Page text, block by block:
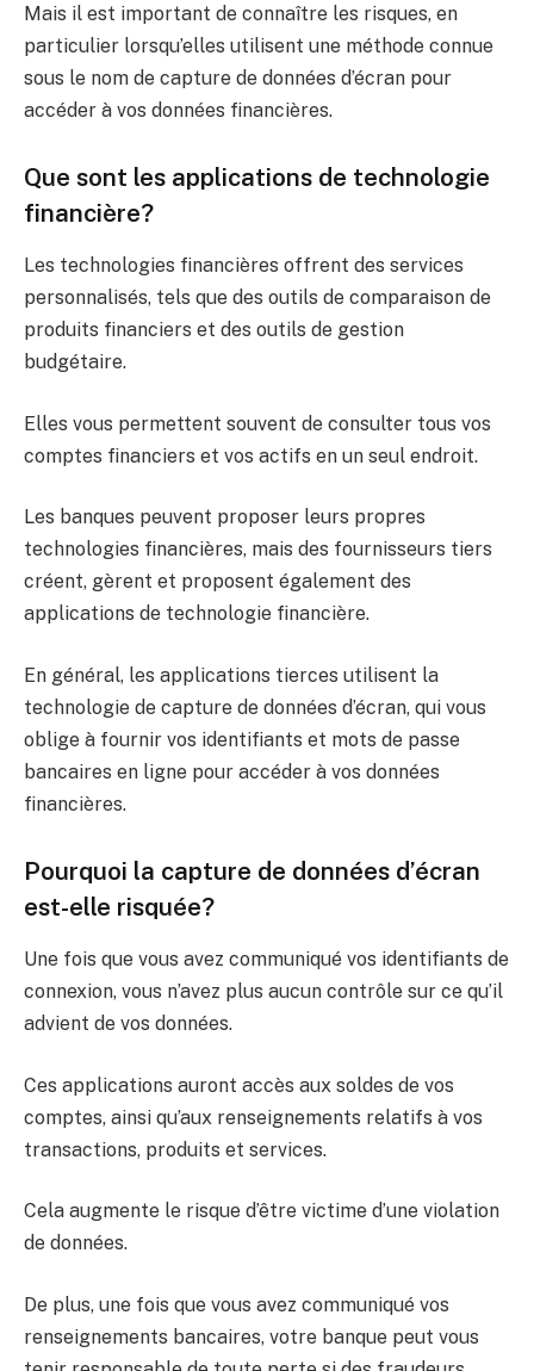
Mais il est important de connaître les risques, en
particulier lorsqu’elles utilisent une méthode connue
sous le nom de capture de données d’écran pour
accéder à vos données financières.
Que sont les applications de technologie
financière?
Les technologies financières offrent des services
personnalisés, tels que des outils de comparaison de
produits financiers et des outils de gestion
budgétaire.
Elles vous permettent souvent de consulter tous vos
comptes financiers et vos actifs en un seul endroit.
Les banques peuvent proposer leurs propres
technologies financières, mais des fournisseurs tiers
créent, gèrent et proposent également des
applications de technologie financière.
En général, les applications tierces utilisent la
technologie de capture de données d’écran, qui vous
oblige à fournir vos identifiants et mots de passe
bancaires en ligne pour accéder à vos données
financières.
Pourquoi la capture de données d’écran
est-elle risquée?
Une fois que vous avez communiqué vos identifiants de
connexion, vous n’avez plus aucun contrôle sur ce qu’il
advient de vos données.
Ces applications auront accès aux soldes de vos
comptes, ainsi qu’aux renseignements relatifs à vos
transactions, produits et services.
Cela augmente le risque d’être victime d’une violation
de données.
De plus, une fois que vous avez communiqué vos
renseignements bancaires, votre banque peut vous